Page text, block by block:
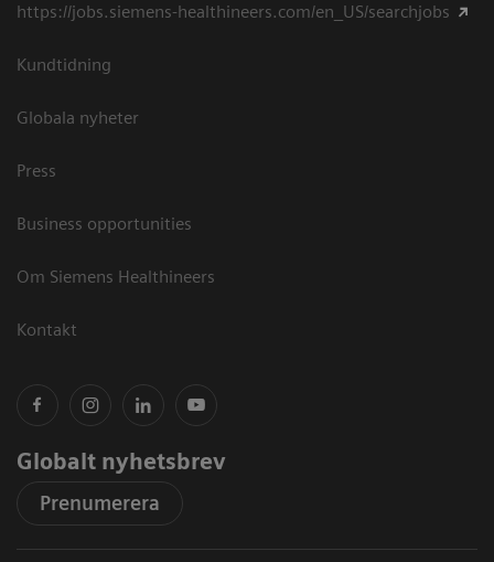
https://jobs.siemens-healthineers.com/en_US/searchjobs
Kundtidning
Globala nyheter
Press
Business opportunities
Om Siemens Healthineers
Kontakt
Globalt nyhetsbrev
Prenumerera